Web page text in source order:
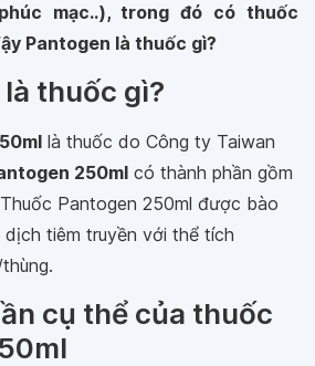
mạc..), trong đó có thuốc
Pantogen là thuốc gì?
thuốc gì?
là thuốc do Công ty Taiwan
250ml có thành phần gồm
Pantogen 250ml được bào
tiêm truyền với thể tích
cụ thể của thuốc